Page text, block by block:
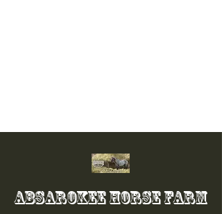
ABSAROKEE HORSE FARM